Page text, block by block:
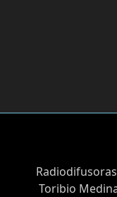
Toribio